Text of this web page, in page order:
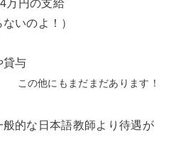
万円の支給
いのよ！）
貸与
この他にもまだまだあります！
的な日本語教師より待遇が